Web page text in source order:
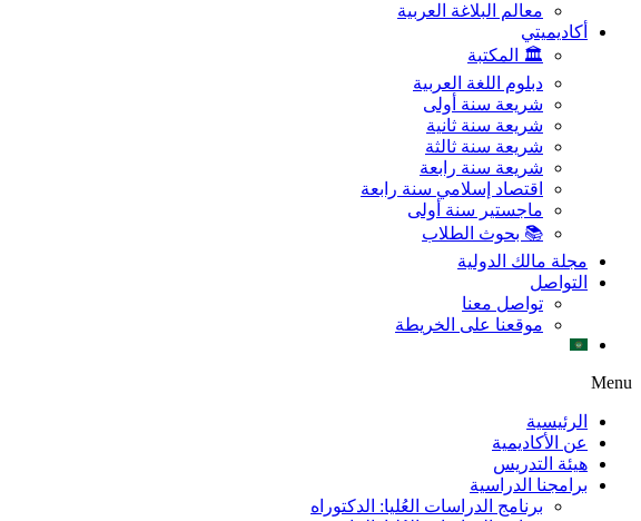
معالم البلاغة العربية
أكاديميتي
🏛️ المكتبة
دبلوم اللغة العربية
شريعة سنة أولى
شريعة سنة ثانية
شريعة سنة ثالثة
شريعة سنة رابعة
اقتصاد إسلامي سنة رابعة
ماجستير سنة أولى
📚 بحوث الطلاب
مجلة مالك الدولية
التواصل
تواصل معنا
موقعنا على الخريطة
Menu
الرئيسية
عن الأكاديمية
هيئة التدريس
برامجنا الدراسية
برنامج الدراسات العُليا: الدكتوراه